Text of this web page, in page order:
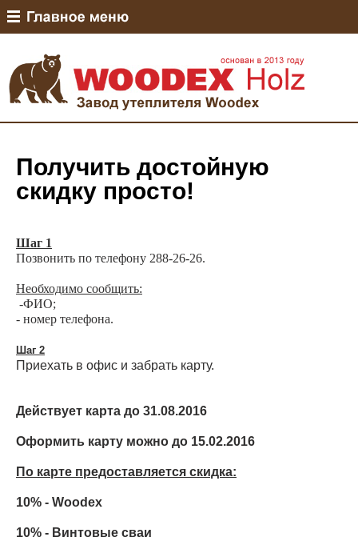
Получить достойную
скидку просто!
Шаг 1
Позвонить по телефону 288-26-26.
Необходимо сообщить:
-ФИО;
- номер телефона.
Шаг 2
Приехать в офис и забрать карту.
Действует карта до 31.08.2016
Оформить карту можно до 15.02.2016
По карте предоставляется скидка:
10% - Woodex
10% - Винтовые сваи